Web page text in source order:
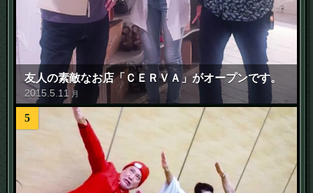
友人の素敵なお店「ＣＥＲＶＡ」がオープンです。
2015 5 11 月
5